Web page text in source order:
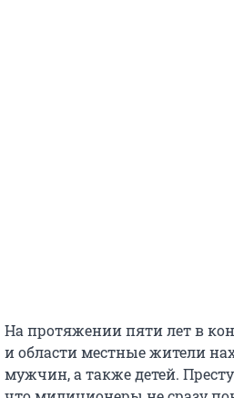
На протяжении пяти лет в
и области местные жители
мужчин, а также детей.